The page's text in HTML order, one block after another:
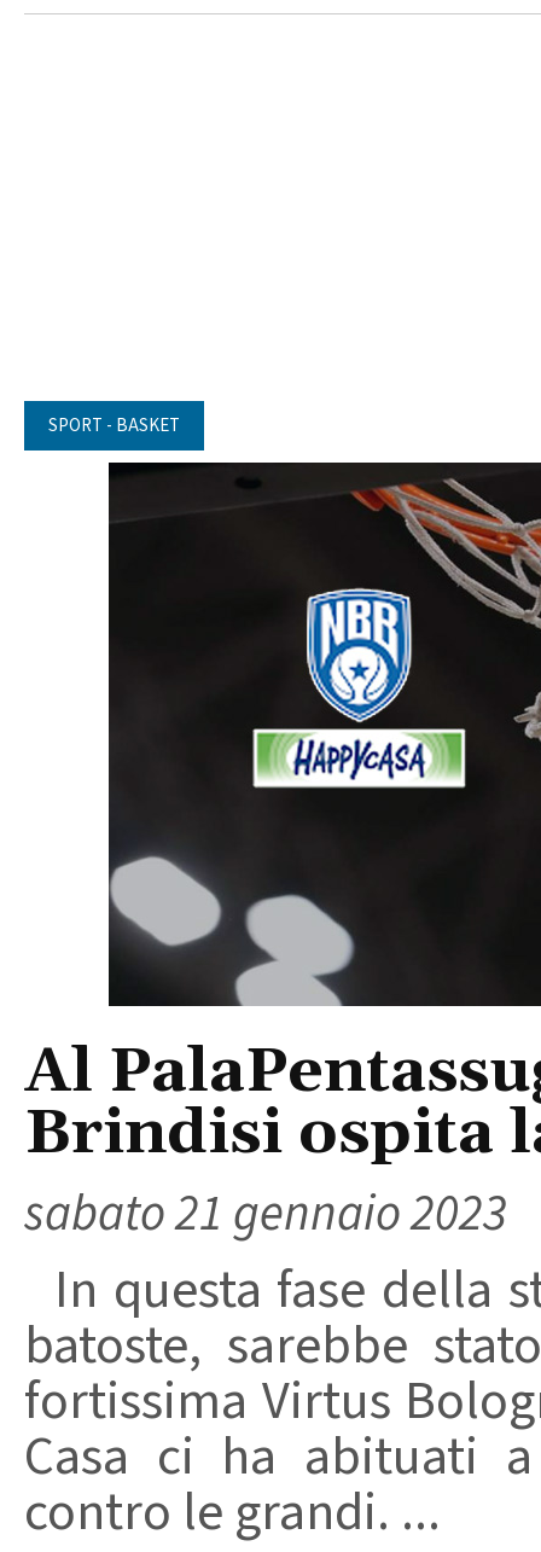
SPORT - BASKET
Al
Brindisi ospita
sabato 21 gennaio 2023
In questa fase della
batoste, sarebbe
fortissima Virtus
Casa ci ha abituati
contro le grandi. ...